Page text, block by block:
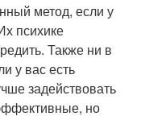
метод, если у
психике
Также ни в
у вас есть
задействовать
но